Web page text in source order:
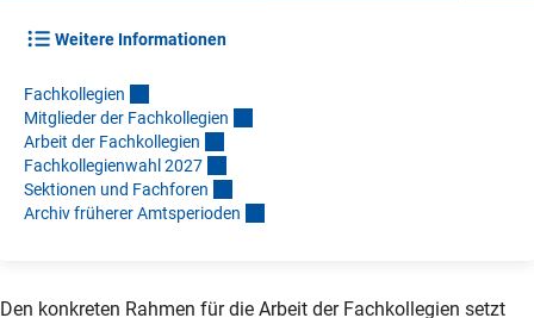
Weitere Informationen
Fachkollegien
Mitglieder der Fachkollegien
Arbeit der Fachkollegien
Fachkollegienwahl 2027
Sektionen und Fachforen
Archiv früherer Amtsperioden
Den konkreten Rahmen für die Arbeit der Fachkollegien setzt